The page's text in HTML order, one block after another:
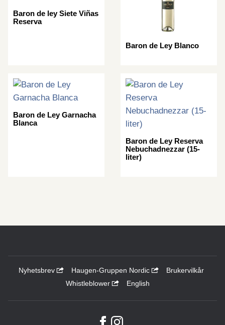
Baron de ley Siete Viñas
Reserva
Baron de Ley Blanco
Baron de Ley Garnacha
Blanca
Baron de Ley Reserva
Nebuchadnezzar (15-
liter)
Nyhetsbrev Haugen-Gruppen Nordic
Brukervilkår
Whistleblower
English